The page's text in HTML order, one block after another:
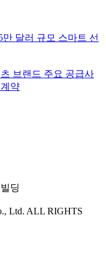
달러 규모 스마트 선
브랜드 주요 공급사
약
딩
Ltd. ALL RIGHTS